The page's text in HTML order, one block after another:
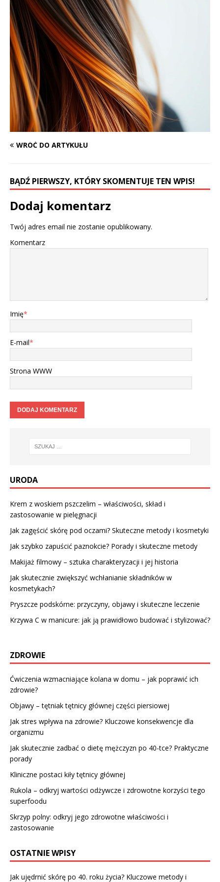
WRÓĆ DO ARTYKUŁU
BĄDŹ PIERWSZY, KTÓRY SKOMENTUJE TEN WPIS!
Dodaj komentarz
Twój adres email nie zostanie opublikowany.
Komentarz
Imię*
E-mail*
Strona WWW
URODA
Krem z woskiem pszczelim – właściwości, skład i
zastosowanie w pielęgnacji
Jak zagęścić skórę pod oczami? Skuteczne metody i kosmetyki
Jak szybko zapuścić paznokcie? Porady i skuteczne metody
Makijaż filmowy – sztuka charakteryzacji i jej historia
Jak skutecznie zwiększyć wchłanianie składników w
kosmetykach?
Pryszcze podskórne: przyczyny, objawy i skuteczne leczenie
Krzywa C w manicure: jak ją prawidłowo budować i stylizować?
ZDROWIE
Ćwiczenia wzmacniające kolana w domu – jak poprawić ich
zdrowie?
Objawy – tętniak tętnicy głównej części piersiowej
Jak stres wpływa na zdrowie? Kluczowe konsekwencje dla
organizmu
Jak skutecznie zadbać o dietę mężczyzn po 40-tce? Praktyczne
porady
Kliniczne postaci kiły tętnicy głównej
Rukola – odkryj wartości odżywcze i zdrowotne korzyści tego
superfoodu
Skrzyp polny: odkryj jego zdrowotne właściwości i
zastosowanie
OSTATNIE WPISY
Jak ujędrnić skórę po 40. roku życia? Kluczowe metody i